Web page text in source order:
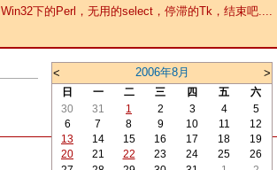
Win32下的Perl，无用的select，停滞的Tk，结束吧....
< 2006年8月 >
日 一 二 三 四 五
六
30
31 1 2 3 4
5
6
7 8 9 10 11
12
13
14 15 16 17 18
19
20
21 22 23 24 25
26